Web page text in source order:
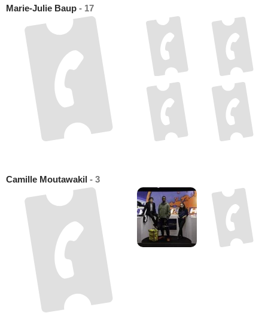
Marie-Julie Baup - 17
Camille Moutawakil - 3